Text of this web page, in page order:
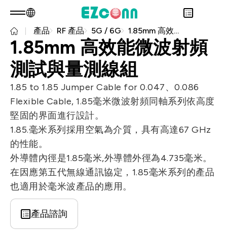
TW 產品諮詢
關於光聖
Overview
關於我們
核心能力
人才招募
最新消息
永續發展
Overview
永續實踐
公司治理
利害關係人
問卷調查表單
永續報告書
投資人專區
Overview
財務資訊
股東專區
聯絡諮詢
產品
Overview
光通訊產品
RF 產品
應用範疇
Overview
新世代光纖網路(PON)
資料通訊
衛星通訊
5G
IT DataCom
產品 RF 產品 5G / 6G 1.85mm 高效能微波射頻測試與量測線組
1.85mm 高效能微波射頻
測試與量測線組
1.85 to 1.85 Jumper Cable for 0.047、0.086
Flexible Cable, 1.85毫米微波射頻同軸系列依高度
堅固的界面進行設計。
1.85.毫米系列採用空氣為介質，具有高達67 GHz
的性能。
外導體內徑是1.85毫米,外導體外徑為4.735毫米。
在因應第五代無線通訊協定，1.85毫米系列的產品
也適用於毫米波產品的應用。
產品諮詢